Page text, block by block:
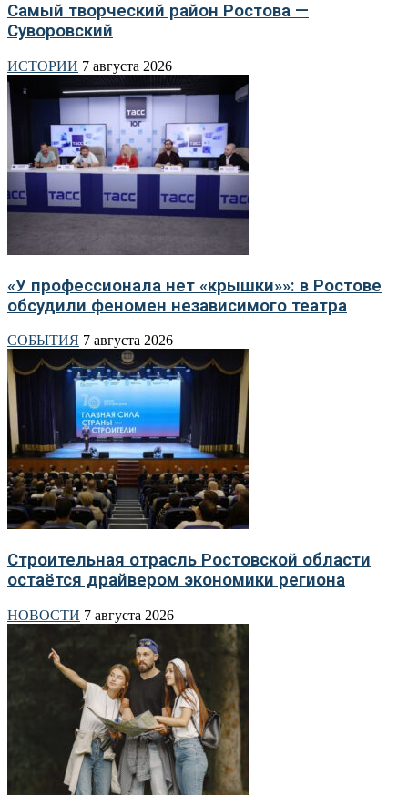
Самый творческий район Ростова —
Суворовский
ИСТОРИИ 7 августа 2026
«У профессионала нет «крышки»»: в Ростове
обсудили феномен независимого театра
СОБЫТИЯ 7 августа 2026
Строительная отрасль Ростовской области
остаётся драйвером экономики региона
НОВОСТИ 7 августа 2026